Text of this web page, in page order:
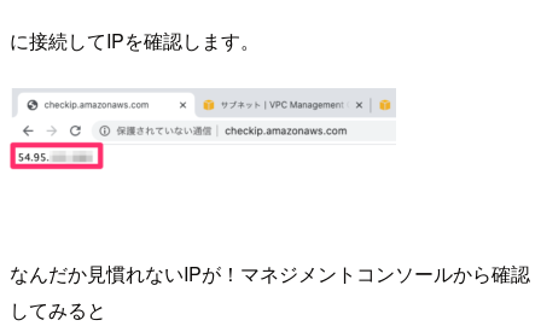
に接続してIPを確認します。
なんだか見慣れないIPが！マネジメントコンソールから確認
してみると